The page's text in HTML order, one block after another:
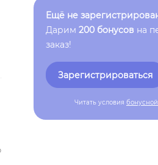
Ещё не
Дарим 200 бонусов на
заказ!
Зарегистрироваться
Читать условия